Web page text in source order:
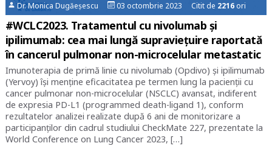
Dr. Monica Dugăeșescu 03 octombrie 2023 Citit de 2216 ori
#WCLC2023. Tratamentul cu nivolumab şi
ipilimumab: cea mai lungă supraviețuire raportată
în cancerul pulmonar non-microcelular metastatic
Imunoterapia de primă linie cu nivolumab (Opdivo) şi ipilimumab
(Yervoy) îşi menţine eficacitatea pe termen lung la pacienţii cu
cancer pulmonar non-microcelular (NSCLC) avansat, indiferent
de expresia PD-L1 (programmed death-ligand 1), conform
rezultatelor analizei realizate după 6 ani de monitorizare a
participanţilor din cadrul studiului CheckMate 227, prezentate la
World Conference on Lung Cancer 2023, […]